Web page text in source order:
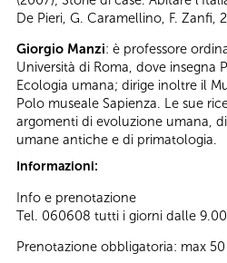
De Pieri, G. Caramellino, F. Zanfi,
Giorgio Manzi: è professore
Università di Roma, dove insegna
Ecologia umana; dirige inoltre il
Polo museale Sapienza. Le sue
argomenti di evoluzione umana,
umane antiche e di primatologia.
Informazioni:
Info e prenotazione
Tel. 060608 tutti i giorni dalle
Prenotazione obbligatoria: max